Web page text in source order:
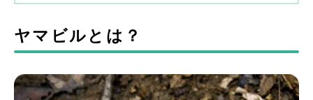
ヤマビルとは？